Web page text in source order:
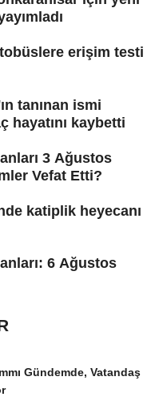
erişim testi
tanınan ismi
hayatını kaybetti
3 Ağustos
Vefat Etti?
katiplik heyecanı
6 Ağustos
Gündemde, Vatandaş